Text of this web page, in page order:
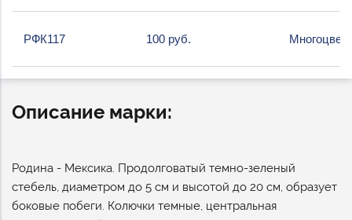
РФК117 100 руб.
Описание марки:
Родина - Мексика. Продолговатый темно-зеленый
стебель, диаметром до 5 см и высотой до 20 см, образует
боковые побеги. Колючки темные, центральная